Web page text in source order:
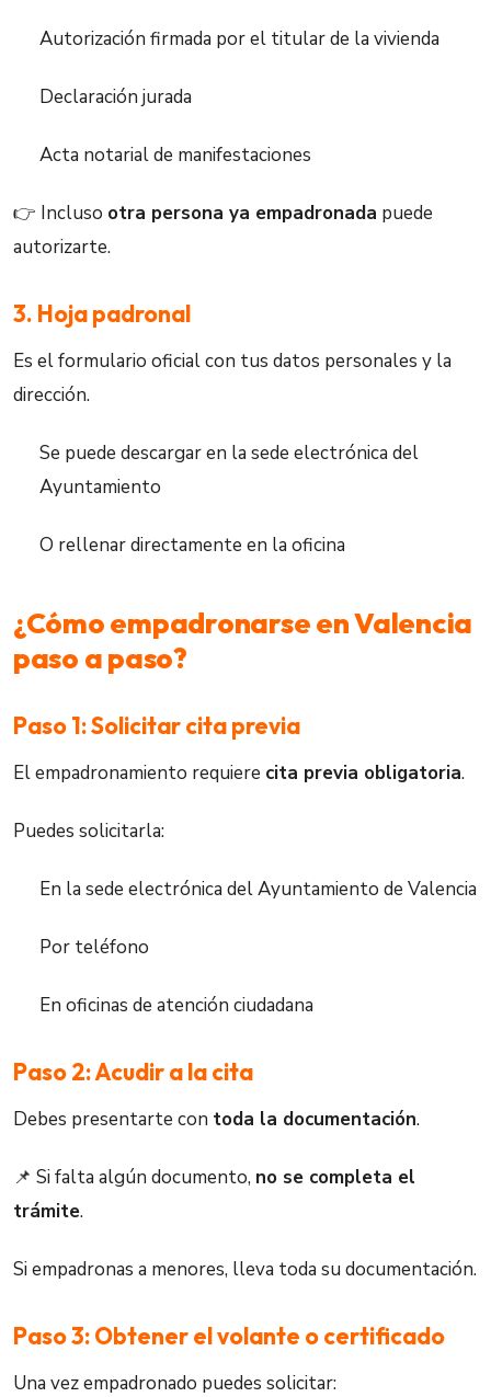
Autorización firmada por el titular de la vivienda
Declaración jurada
Acta notarial de manifestaciones
👉 Incluso otra persona ya empadronada puede
autorizarte.
3. Hoja padronal
Es el formulario oficial con tus datos personales y la
dirección.
Se puede descargar en la sede electrónica del
Ayuntamiento
O rellenar directamente en la oficina
¿Cómo empadronarse en Valencia
paso a paso?
Paso 1: Solicitar cita previa
El empadronamiento requiere cita previa obligatoria.
Puedes solicitarla:
En la sede electrónica del Ayuntamiento de Valencia
Por teléfono
En oficinas de atención ciudadana
Paso 2: Acudir a la cita
Debes presentarte con toda la documentación.
📌 Si falta algún documento, no se completa el
trámite.
Si empadronas a menores, lleva toda su documentación.
Paso 3: Obtener el volante o certificado
Una vez empadronado puedes solicitar: